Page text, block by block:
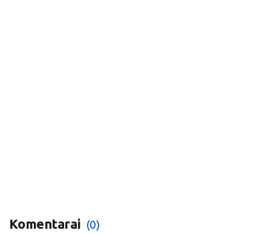
Komentarai (0)